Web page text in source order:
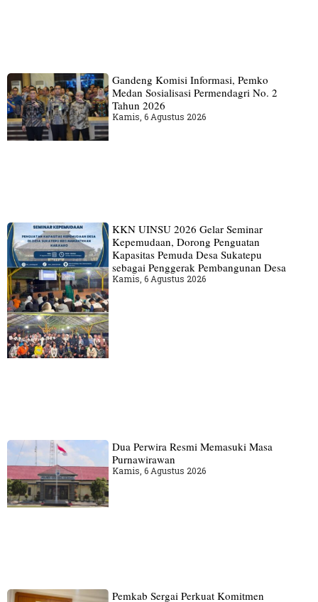
Gandeng Komisi Informasi, Pemko
Medan Sosialisasi Permendagri No. 2
Tahun 2026
Kamis, 6 Agustus 2026
KKN UINSU 2026 Gelar Seminar
Kepemudaan, Dorong Penguatan
Kapasitas Pemuda Desa Sukatepu
sebagai Penggerak Pembangunan Desa
Kamis, 6 Agustus 2026
Dua Perwira Resmi Memasuki Masa
Purnawirawan
Kamis, 6 Agustus 2026
Pemkab Sergai Perkuat Komitmen